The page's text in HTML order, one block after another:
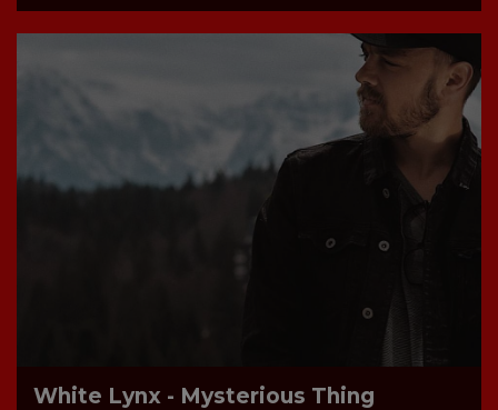
White Lynx - Mysterious Thing